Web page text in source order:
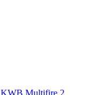
KWB Multifire 2